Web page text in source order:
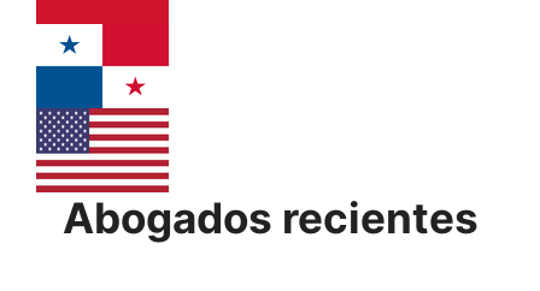
Abogados recientes